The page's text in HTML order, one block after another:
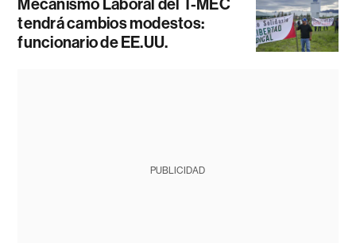
tendrá cambios modestos:
funcionario de EE.UU.
PUBLICIDAD